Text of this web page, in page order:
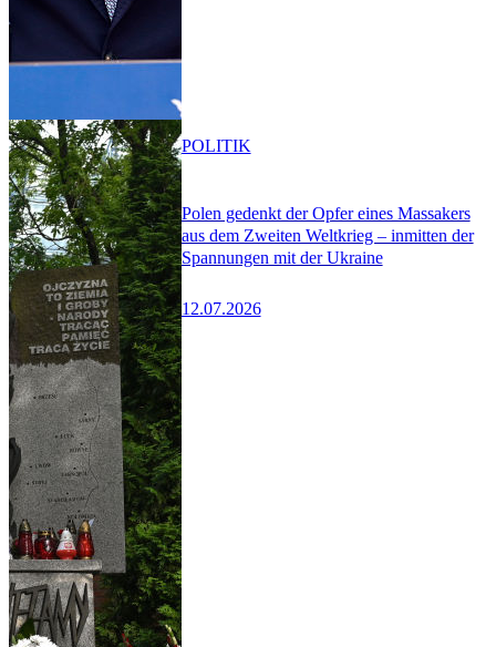
Polen gedenkt der Opfer eines Massakers
aus dem Zweiten Weltkrieg – inmitten der
Spannungen mit der Ukraine
12.07.2026
POLITIK